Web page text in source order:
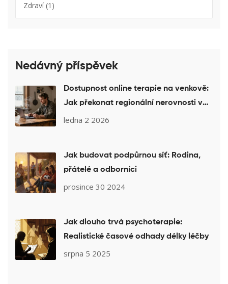
Zdraví(1)
Nedávný příspěvek
Dostupnost online terapie na venkově:
Jak překonat regionální nerovnosti v
duševní péči
ledna 2 2026
Jak budovat podpůrnou síť: Rodina,
přátelé a odborníci
prosince 30 2024
Jak dlouho trvá psychoterapie:
Realistické časové odhady délky léčby
srpna 5 2025